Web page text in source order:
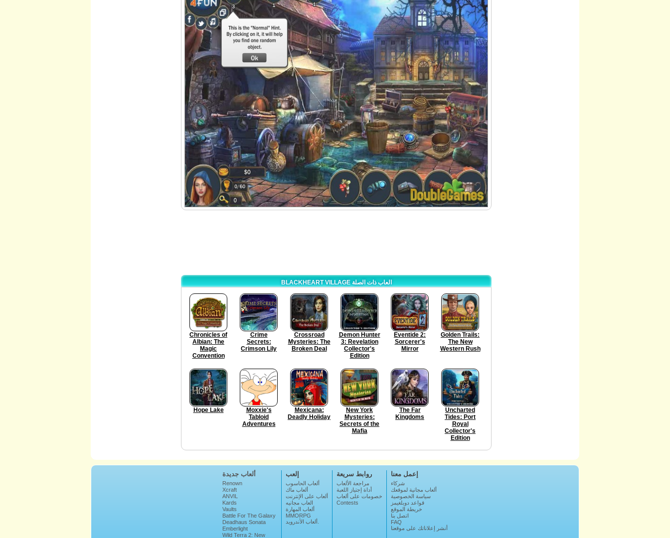
BLACKHEART VILLAGE العاب ذات الصلة
Chronicles of
Albian: The
Magic
Convention
Crime
Secrets:
Crimson Lily
Crossroad
Mysteries: The
Broken Deal
Demon Hunter
3: Revelation
Collector's
Edition
Eventide 2:
Sorcerer's
Mirror
Golden Trails:
The New
Western Rush
Hope Lake
Moxxie's
Tabloid
Adventures
Mexicana:
Deadly Holiday
New York
Mysteries:
Secrets of the
Mafia
The Far
Kingdoms
Uncharted
Tides: Port
Royal
Collector's
Edition
ألعاب جديدة
Renown
Xcraft
ANVIL
Kards
Vaults
Battle For The Galaxy
Deadhaus Sonata
Emberlight
Wild Terra 2: New
إلعب
ألعاب الحاسوب
ألعاب ماك
ألعاب على الإنترنت
العاب مجانيه
ألعاب المهارة
MMORPG
روابط سريعة
مراجعة الألعاب
أداة إجتياز اللعبة
خصومات على ألعاب
Contests
إعمل معنا
شركاء
ألعاب مجانية لموقعك
سياسة الخصوصية
قواعد دوبلغيمز
خريطة الموقع
اتصل بنا
FAQ
أنشر إعلاناتك على موقعنا